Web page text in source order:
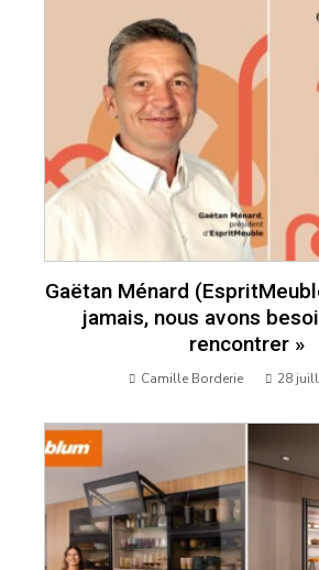
Gaëtan Ménard
jamais, nous avons
rencontrer »
Camille Borderie 28